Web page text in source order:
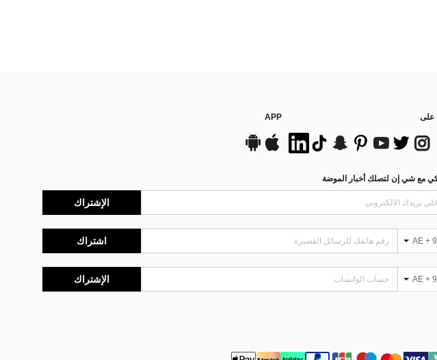
على APP
مع شي إن لتصلك أخبار الموضة
الإشتراك
AE + اشتراك
AE + الإشتراك